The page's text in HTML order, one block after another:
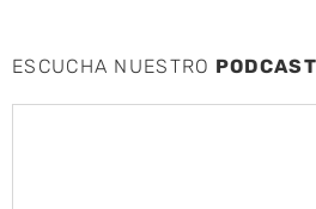
ESCUCHA NUESTRO PODCAST